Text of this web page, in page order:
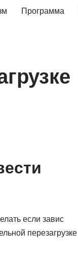
Программа
если завис
перезагрузке